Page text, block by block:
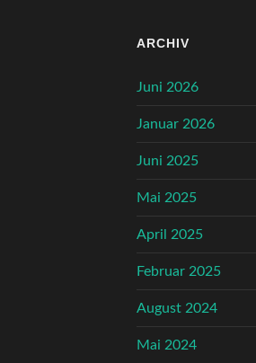
ARCHIV
Juni 2026
Januar 2026
Juni 2025
Mai 2025
April 2025
Februar 2025
August 2024
Mai 2024